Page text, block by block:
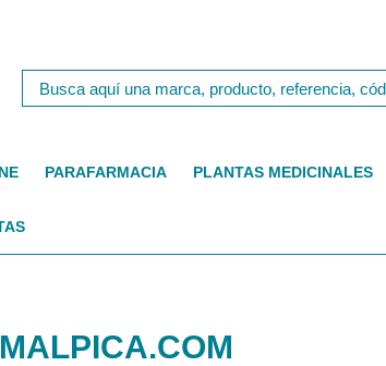
PARAFARMACIA PLANTAS MEDICINALES